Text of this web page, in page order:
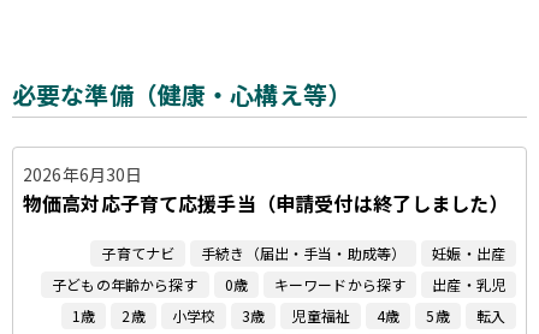
必要な準備（健康・心構え等）
2026年6月30日
物価高対応子育て応援手当（申請受付は終了しました）
子育てナビ 手続き（届出・手当・助成等）
妊娠・出産
子どもの年齢から探す
0歳 キーワードから探す
出産・乳児
1歳
2歳 小学校 3歳 児童福祉 4歳 5歳
転入